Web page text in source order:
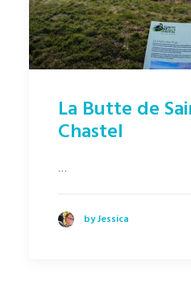
La Butte de
Chastel
…
by Jessica